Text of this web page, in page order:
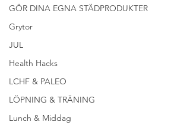
GÖR DINA EGNA STÄDPRODUKTER
Grytor
JUL
Health Hacks
LCHF & PALEO
LÖPNING & TRÄNING
Lunch & Middag